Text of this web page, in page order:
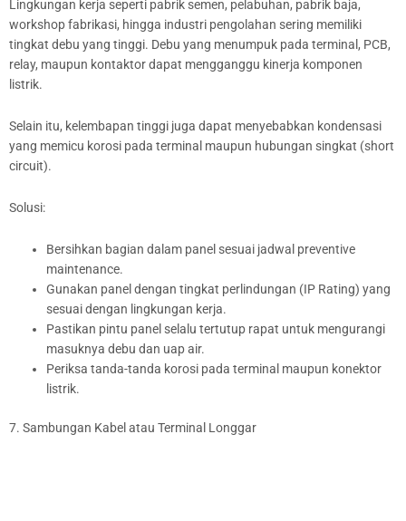
Lingkungan kerja seperti pabrik semen, pelabuhan, pabrik baja,
workshop fabrikasi, hingga industri pengolahan sering memiliki
tingkat debu yang tinggi. Debu yang menumpuk pada terminal, PCB,
relay, maupun kontaktor dapat mengganggu kinerja komponen
listrik.
Selain itu, kelembapan tinggi juga dapat menyebabkan kondensasi
yang memicu korosi pada terminal maupun hubungan singkat (short
circuit).
Solusi:
Bersihkan bagian dalam panel sesuai jadwal preventive
maintenance.
Gunakan panel dengan tingkat perlindungan (IP Rating) yang
sesuai dengan lingkungan kerja.
Pastikan pintu panel selalu tertutup rapat untuk mengurangi
masuknya debu dan uap air.
Periksa tanda-tanda korosi pada terminal maupun konektor
listrik.
7. Sambungan Kabel atau Terminal Longgar